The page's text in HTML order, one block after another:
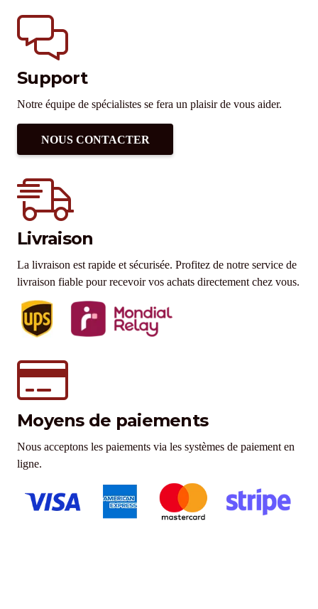
Support
Notre équipe de spécialistes se fera un plaisir de vous aider.
NOUS CONTACTER
Livraison
La livraison est rapide et sécurisée. Profitez de notre service de
livraison fiable pour recevoir vos achats directement chez vous.
Moyens de paiements
Nous acceptons les paiements via les systèmes de paiement en
ligne.